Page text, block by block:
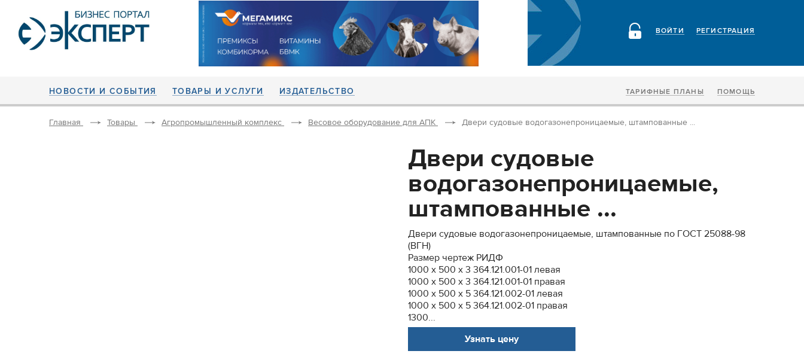
РЕГИСТРАЦИЯ
ВОЙТИ
НОВОСТИ И СОБЫТИЯ ТОВАРЫ И УСЛУГИ ИЗДАТЕЛЬСТВО ТАРИФНЫЕ ПЛАНЫ ПОМОЩЬ
Главная Товары Агропромышленный комплекс Весовое оборудование для АПК Двери судовые водогазонепроницаемые, штампованные ...
Двери судовые
водогазонепроницаемые,
штампованные ...
Двери судовые водогазонепроницаемые, штампованные по ГОСТ 25088-98
(ВГН)
Размер чертеж РИДФ
1000 х 500 х 3 364.121.001-01 левая
1000 х 500 х 3 364.121.001-01 правая
1000 х 500 х 5 364.121.002-01 левая
1000 х 500 х 5 364.121.002-01 правая
1300...
Узнать цену